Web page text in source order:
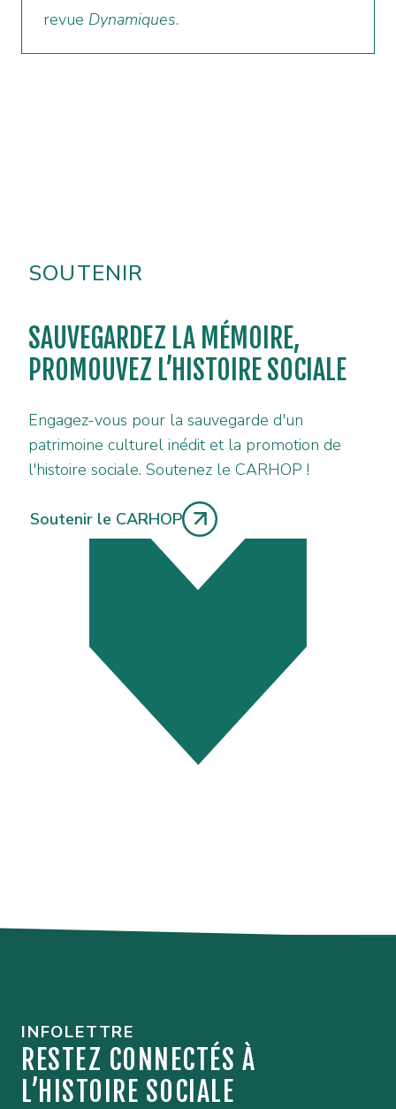
revue Dynamiques.
SOUTENIR
SAUVEGARDEZ LA MÉMOIRE,
PROMOUVEZ L’HISTOIRE SOCIALE
Engagez-vous pour la sauvegarde d'un
patrimoine culturel inédit et la promotion de
l'histoire sociale. Soutenez le CARHOP !
Soutenir le CARHOP
INFOLETTRE
RESTEZ CONNECTÉS À
L’HISTOIRE SOCIALE